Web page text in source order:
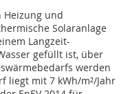
Heizung und
Solaranlage
Langzeit-
gefüllt ist, über
werden
liegt mit 7 kWh/m²/Jahr